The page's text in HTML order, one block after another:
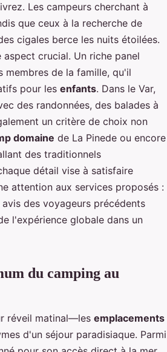
Les campeurs cherchant à
que ceux à la recherche de
cigales berce les nuits étoilées.
crucial. Un riche panel
de la famille, qu'il
pour les enfants. Dans le Var,
des randonnées, des balades à
un critère de choix non
domaine de La Pinede ou encore
des traditionnels
détail vise à satisfaire
attention aux services proposés :
des voyageurs précédents
l'expérience globale dans un
du camping au
réveil matinal—les emplacements
d'un séjour paradisiaque. Parmi